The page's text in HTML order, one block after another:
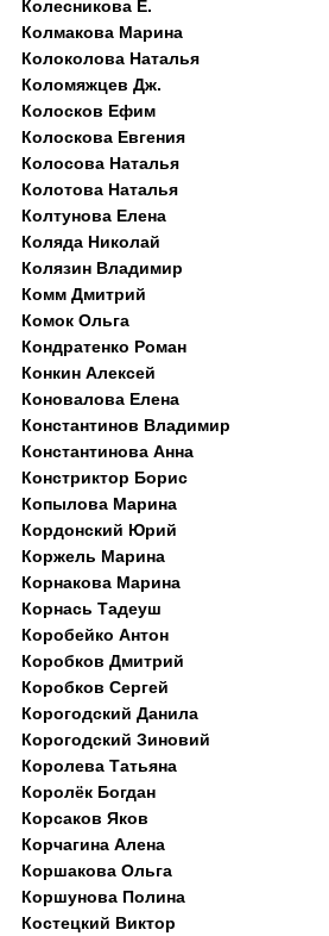
Колесникова Е.
Колмакова Марина
Колоколова Наталья
Коломяжцев Дж.
Колосков Ефим
Колоскова Евгения
Колосова Наталья
Колотова Наталья
Колтунова Елена
Коляда Николай
Колязин Владимир
Комм Дмитрий
Комок Ольга
Кондратенко Роман
Конкин Алексей
Коновалова Елена
Константинов Владимир
Константинова Анна
Констриктор Борис
Копылова Марина
Кордонский Юрий
Коржель Марина
Корнакова Марина
Корнась Тадеуш
Коробейко Антон
Коробков Дмитрий
Коробков Сергей
Корогодский Данила
Корогодский Зиновий
Королева Татьяна
Королёк Богдан
Корсаков Яков
Корчагина Алена
Коршакова Ольга
Коршунова Полина
Костецкий Виктор